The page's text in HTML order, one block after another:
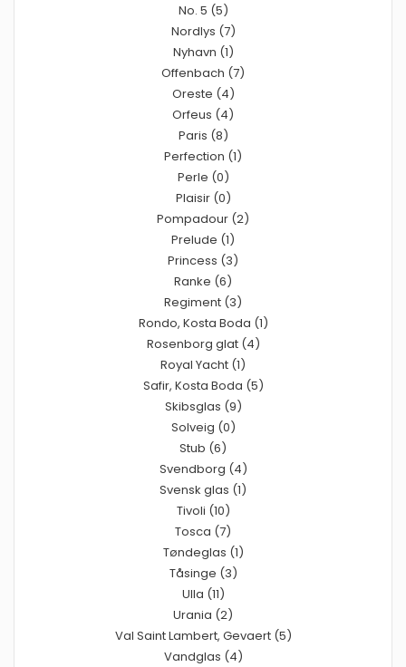
No. 5 (5)
Nordlys (7)
Nyhavn (1)
Offenbach (7)
Oreste (4)
Orfeus (4)
Paris (8)
Perfection (1)
Perle (0)
Plaisir (0)
Pompadour (2)
Prelude (1)
Princess (3)
Ranke (6)
Regiment (3)
Rondo, Kosta Boda (1)
Rosenborg glat (4)
Royal Yacht (1)
Safir, Kosta Boda (5)
Skibsglas (9)
Solveig (0)
Stub (6)
Svendborg (4)
Svensk glas (1)
Tivoli (10)
Tosca (7)
Tøndeglas (1)
Tåsinge (3)
Ulla (11)
Urania (2)
Val Saint Lambert, Gevaert (5)
Vandglas (4)